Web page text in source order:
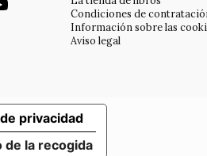
Condiciones de
Información sobre las
Aviso legal
de la recogida
privacidad